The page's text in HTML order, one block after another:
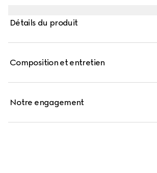
Détails du produit
Composition et entretien
Notre engagement